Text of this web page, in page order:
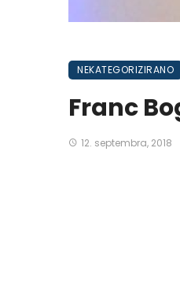
NEKATEGORIZIRANO
Franc
12. septembra, 2018